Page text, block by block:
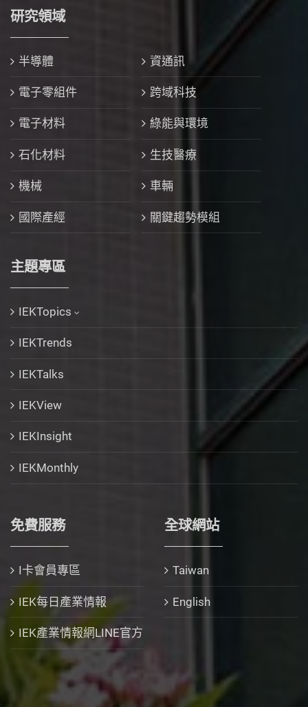
研究領域
半導體 資通訊
電子零組件 跨域科技
電子材料 綠能與環境
石化材料 生技醫療
機械 車輛
國際產經 關鍵趨勢模組
主題專區
IEKTopics
IEKTrends
IEKTalks
IEKView
IEKInsight
IEKMonthly
免費服務
I卡會員專區
IEK每日產業情報
IEK產業情報網LINE官方
全球網站
Taiwan
English